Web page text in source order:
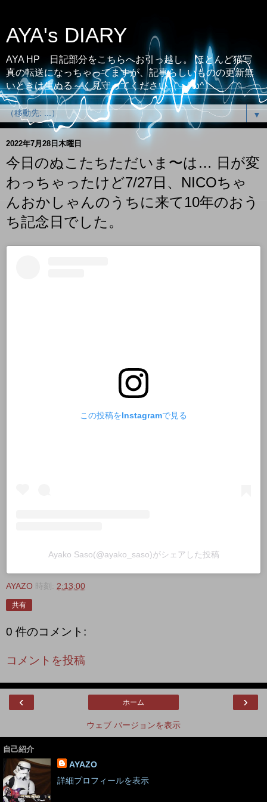
AYA's DIARY
AYA HP 日記部分をこちらへお引っ越し。 ほとんど猫写
真の転送になっちゃってますが、記事らしいものの更新無
いときは生ぬる～く見守ってください（；^ω^）
▼
2022年7月28日木曜日
今日のぬこたちただいま〜は… 日が変
わっちゃったけど7/27日、NICOちゃ
んおかしゃんのうちに来て10年のおう
ち記念日でした。
この投稿をInstagramで見る
Ayako Saso(@ayako_saso)がシェアした投稿
AYAZO 時刻: 2:13:00
共有
0 件のコメント:
コメントを投稿
‹ ›
ホーム
ウェブ バージョンを表示
自己紹介
AYAZO
詳細プロフィールを表示